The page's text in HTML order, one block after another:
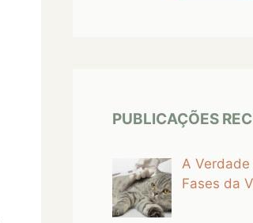
PUBLICAÇÕES
A Verdade
Fases da